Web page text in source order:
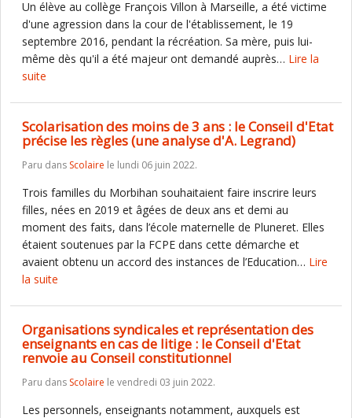
Un élève au collège François Villon à Marseille, a été victime
d'une agression dans la cour de l'établissement, le 19
septembre 2016, pendant la récréation. Sa mère, puis lui-
même dès qu'il a été majeur ont demandé auprès… Lire la
suite
Scolarisation des moins de 3 ans : le Conseil d'Etat
précise les règles (une analyse d'A. Legrand)
Paru dans Scolaire le lundi 06 juin 2022.
Trois familles du Morbihan souhaitaient faire inscrire leurs
filles, nées en 2019 et âgées de deux ans et demi au
moment des faits, dans l’école maternelle de Pluneret. Elles
étaient soutenues par la FCPE dans cette démarche et
avaient obtenu un accord des instances de l’Education… Lire
la suite
Organisations syndicales et représentation des
enseignants en cas de litige : le Conseil d'Etat
renvoie au Conseil constitutionnel
Paru dans Scolaire le vendredi 03 juin 2022.
Les personnels, enseignants notamment, auxquels est